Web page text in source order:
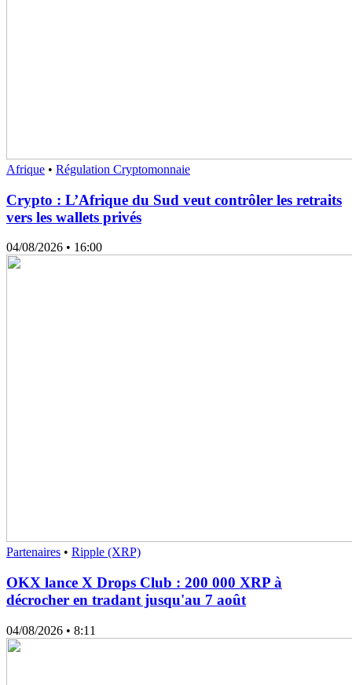
Afrique • Régulation Cryptomonnaie
Crypto : L’Afrique du Sud veut contrôler les retraits
vers les wallets privés
04/08/2026 • 16:00
Partenaires • Ripple (XRP)
OKX lance X Drops Club : 200 000 XRP à
décrocher en tradant jusqu'au 7 août
04/08/2026 • 8:11